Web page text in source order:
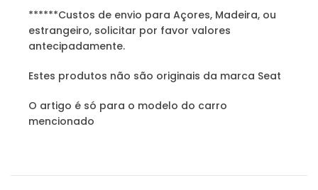
******Custos de envio para Açores, Madeira, ou
estrangeiro, solicitar por favor valores
antecipadamente.
Estes produtos não são originais da marca Seat
O artigo é só para o modelo do carro
mencionado